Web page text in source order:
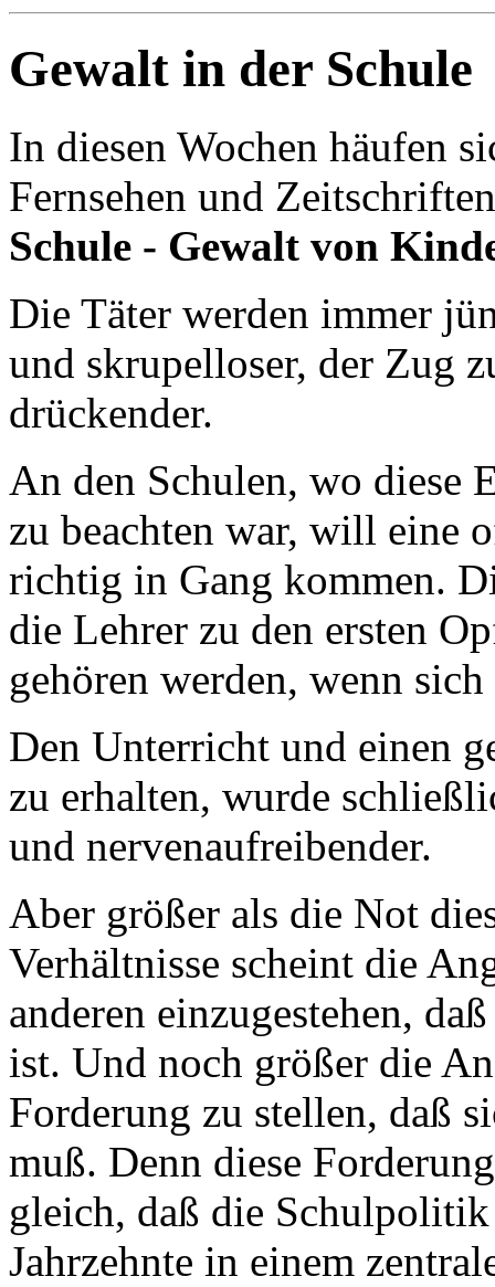
Gewalt in der Schule
In diesen Wochen häufen
Fernsehen und
Schule - Gewalt von
Die Täter werden immer
und skrupelloser, der Zug
drückender.
An den Schulen, wo diese
zu beachten war, will eine
richtig in Gang kommen.
die Lehrer zu den ersten
gehören werden, wenn
Den Unterricht und einen
zu erhalten, wurde
und nervenaufreibender.
Aber größer als die Not
Verhältnisse scheint die
anderen einzugestehen,
ist. Und noch größer die
Forderung zu stellen, daß
muß. Denn diese
gleich, daß die
Jahrzehnte in einem